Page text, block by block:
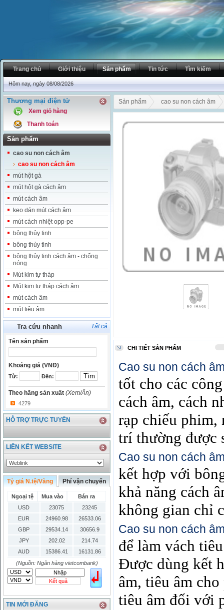
Trang chủ Giới thiệu Sản phẩm Tin tức Tìm kiếm
Hôm nay, ngày 08/08/2026
Thương mại điện tử
Xem giỏ hàng
Thanh toán
Sản phẩm
cao su non cách âm
cao su non cách âm
mút hột gà
mút hột gà cách âm
mút cách âm
keo dán mút cách âm
mút cách nhiệt opp-pe
bông thủy tinh
bông thủy tinh
bông thủy tinh cách âm - chống
nóng
Mút kim tự tháp
Mút kim tự tháp cách âm
mút cách âm
mút tiêu âm
Tra cứu nhanh Tất cả
Tên sản phẩm
Khoảng giá (VNĐ)
Từ: Đến:
Theo hãng sản xuất (Xem/Ẩn)
4279
HỖ TRỢ TRỰC TUYẾN
LIÊN KẾT WEBSITE
Tỷ giá N.tệ/Vàng Phí vận chuyển
Ngoại tệ Mua vào
Bán ra
USD
23075
23245
EUR
24960.98
26533.06
GBP
29534.14
30656.9
JPY
202.02
214.74
AUD
15386.41
16131.86
HKD
2906.04
3028.6
SGD
16755.29
17427.08
THB
666.2
786.99
CAD
17223.74
18058.21
CHF
23161.62
24283.77
(Nguồn: Ngân hàng vietcombank)
Kết quả
TIN MỚI ĐĂNG
Sản phẩm cao su non cách âm
CHI TIẾT SẢN PHẨM
Cao su non cách
tốt cho các
cách âm, cách
rạp chiếu
trí thường được
Cao su non cách
kết hợp với
khả năng cách
không gian chỉ
Cao su non cách
để làm vách
Được dùng kết
âm, tiêu âm
tiêu âm đối với